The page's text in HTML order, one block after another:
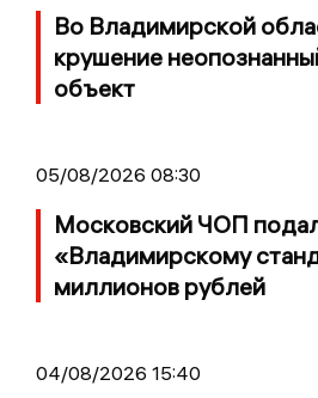
Во Владимирской
крушение
объект
05/08/2026 08:30
Московский ЧОП
«Владимирскому
миллионов рублей
04/08/2026 15:40